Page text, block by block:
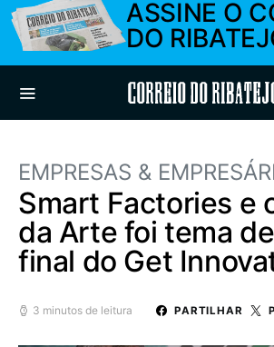
ASSINE O
DO
Correio do
EMPRESAS &
Smart Factories e
da Arte foi tema
final do Get
3 minutos de leitura PARTILHAR